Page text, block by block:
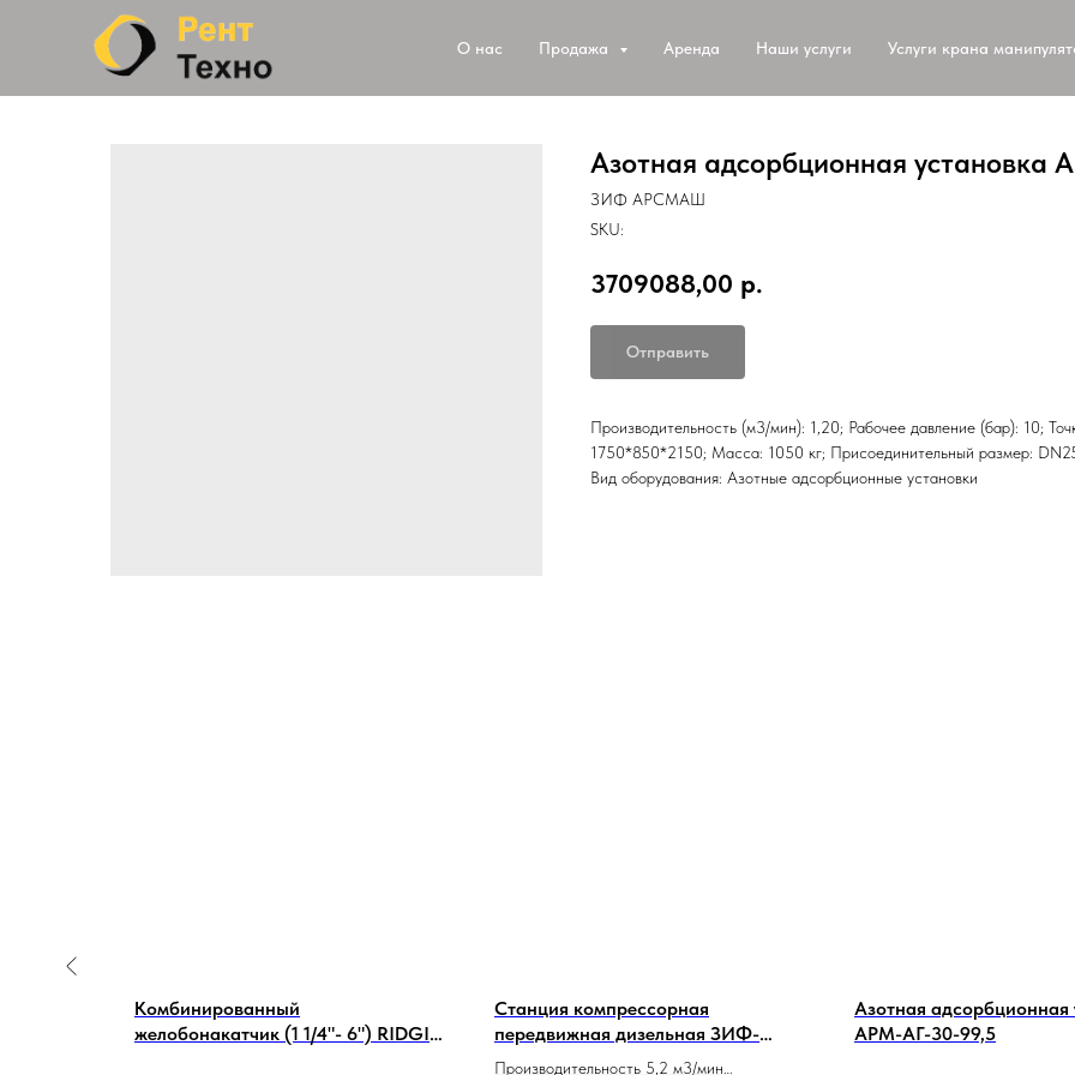
О нас Продажа Аренда Наши услуги Услуги крана
Азотная адсорбционная установка
ЗИФ АРСМАШ
SKU:
3709088,00 р.
Отправить
Производительность (м3/мин): 1,20; Рабочее давление (бар): 10;
1750*850*2150; Масса: 1050 кг; Присоединительный размер:
Вид оборудования: Азотные адсорбционные установки
Комбинированный
желобонакатчик (1 1/4"- 6") RIDGID
Станция компрессорная
передвижная дизельная ЗИФ-
ПВ-5/1,0
Производительность 5,2 м3/мин
Азотная адсорбционная
АРМ-АГ-30-99,5